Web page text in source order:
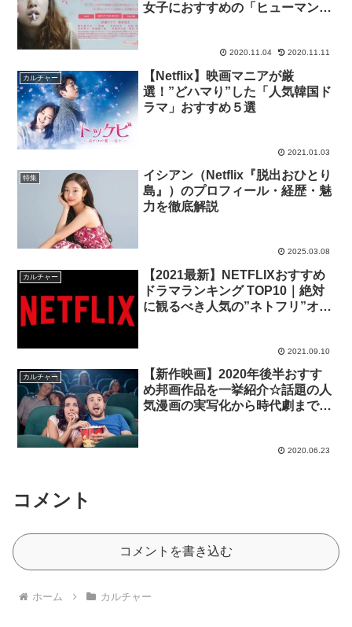
女子におすすめの「ヒューマンド
2020.11.04 2020.11.11
カルチャー
【Netflix】映画マニアが厳
選！”どハマり”した「人気韓国ド
ラマ」おすすめ５選
2021.01.03
特集
イシアン（Netflix『脱出おひとり
島』）のプロフィール・経歴・魅
力を徹底解説
2025.03.08
カルチャー
【2021最新】NETFLIXおすすめ
ドラマランキング TOP10｜絶対
に観るべき人気の”ネトフリ”オリ
2021.09.10
カルチャー
【新作映画】2020年後半おすす
め邦画作品を一挙紹介☆話題の人
気漫画の実写化から時代劇までを
2020.06.23
コメント
コメントを書き込む
ホーム カルチャー